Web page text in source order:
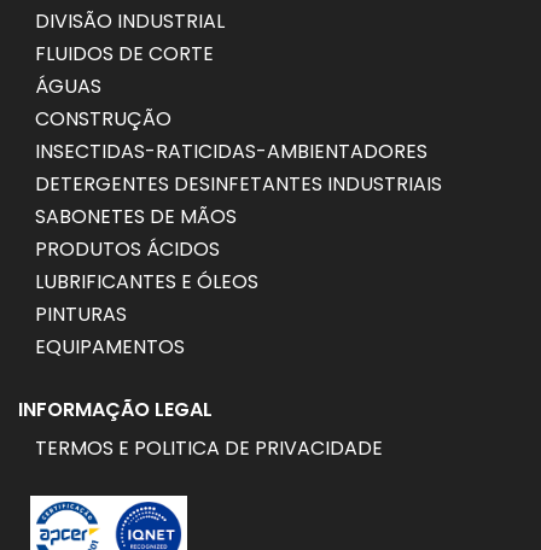
DIVISÃO INDUSTRIAL
FLUIDOS DE CORTE
ÁGUAS
CONSTRUÇÃO
INSECTIDAS-RATICIDAS-AMBIENTADORES
DETERGENTES DESINFETANTES INDUSTRIAIS
SABONETES DE MÃOS
PRODUTOS ÁCIDOS
LUBRIFICANTES E ÓLEOS
PINTURAS
EQUIPAMENTOS
INFORMAÇÃO LEGAL
TERMOS E POLITICA DE PRIVACIDADE